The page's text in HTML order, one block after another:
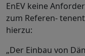
EnEV keine
zum Referen-
hierzu:
„Der Einbau von